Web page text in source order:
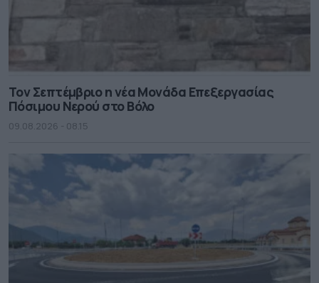
Τον Σεπτέμβριο η νέα Μονάδα Επεξεργασίας
Πόσιμου Νερού στο Βόλο
09.08.2026 - 08.15